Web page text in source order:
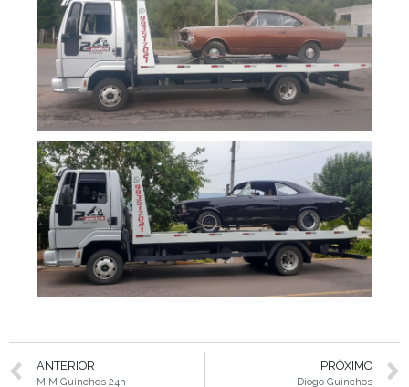
ANTERIOR
M.M Guinchos 24h
PRÓXIMO
Diogo Guinchos